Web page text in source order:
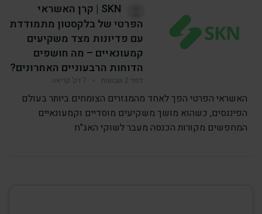
SKN | קרן האשראי
הפרטי של בלקסטון מתמודדת
עם פדיונות מצד משקיעים
קמעונאיים – מה חושפים
הדוחות הרבעוניים האחרונים?
לפני 2 שבועות • 7 דק’ קריאה
האשראי הפרטי הפך לאחד מהמגזרים הצומחים ביותר בעולם
הפיננסים, כשהוא מושך משקיעים מוסדיים וקמעונאיים
המחפשים מקורות הכנסה מעבר לשוקי האג"ח